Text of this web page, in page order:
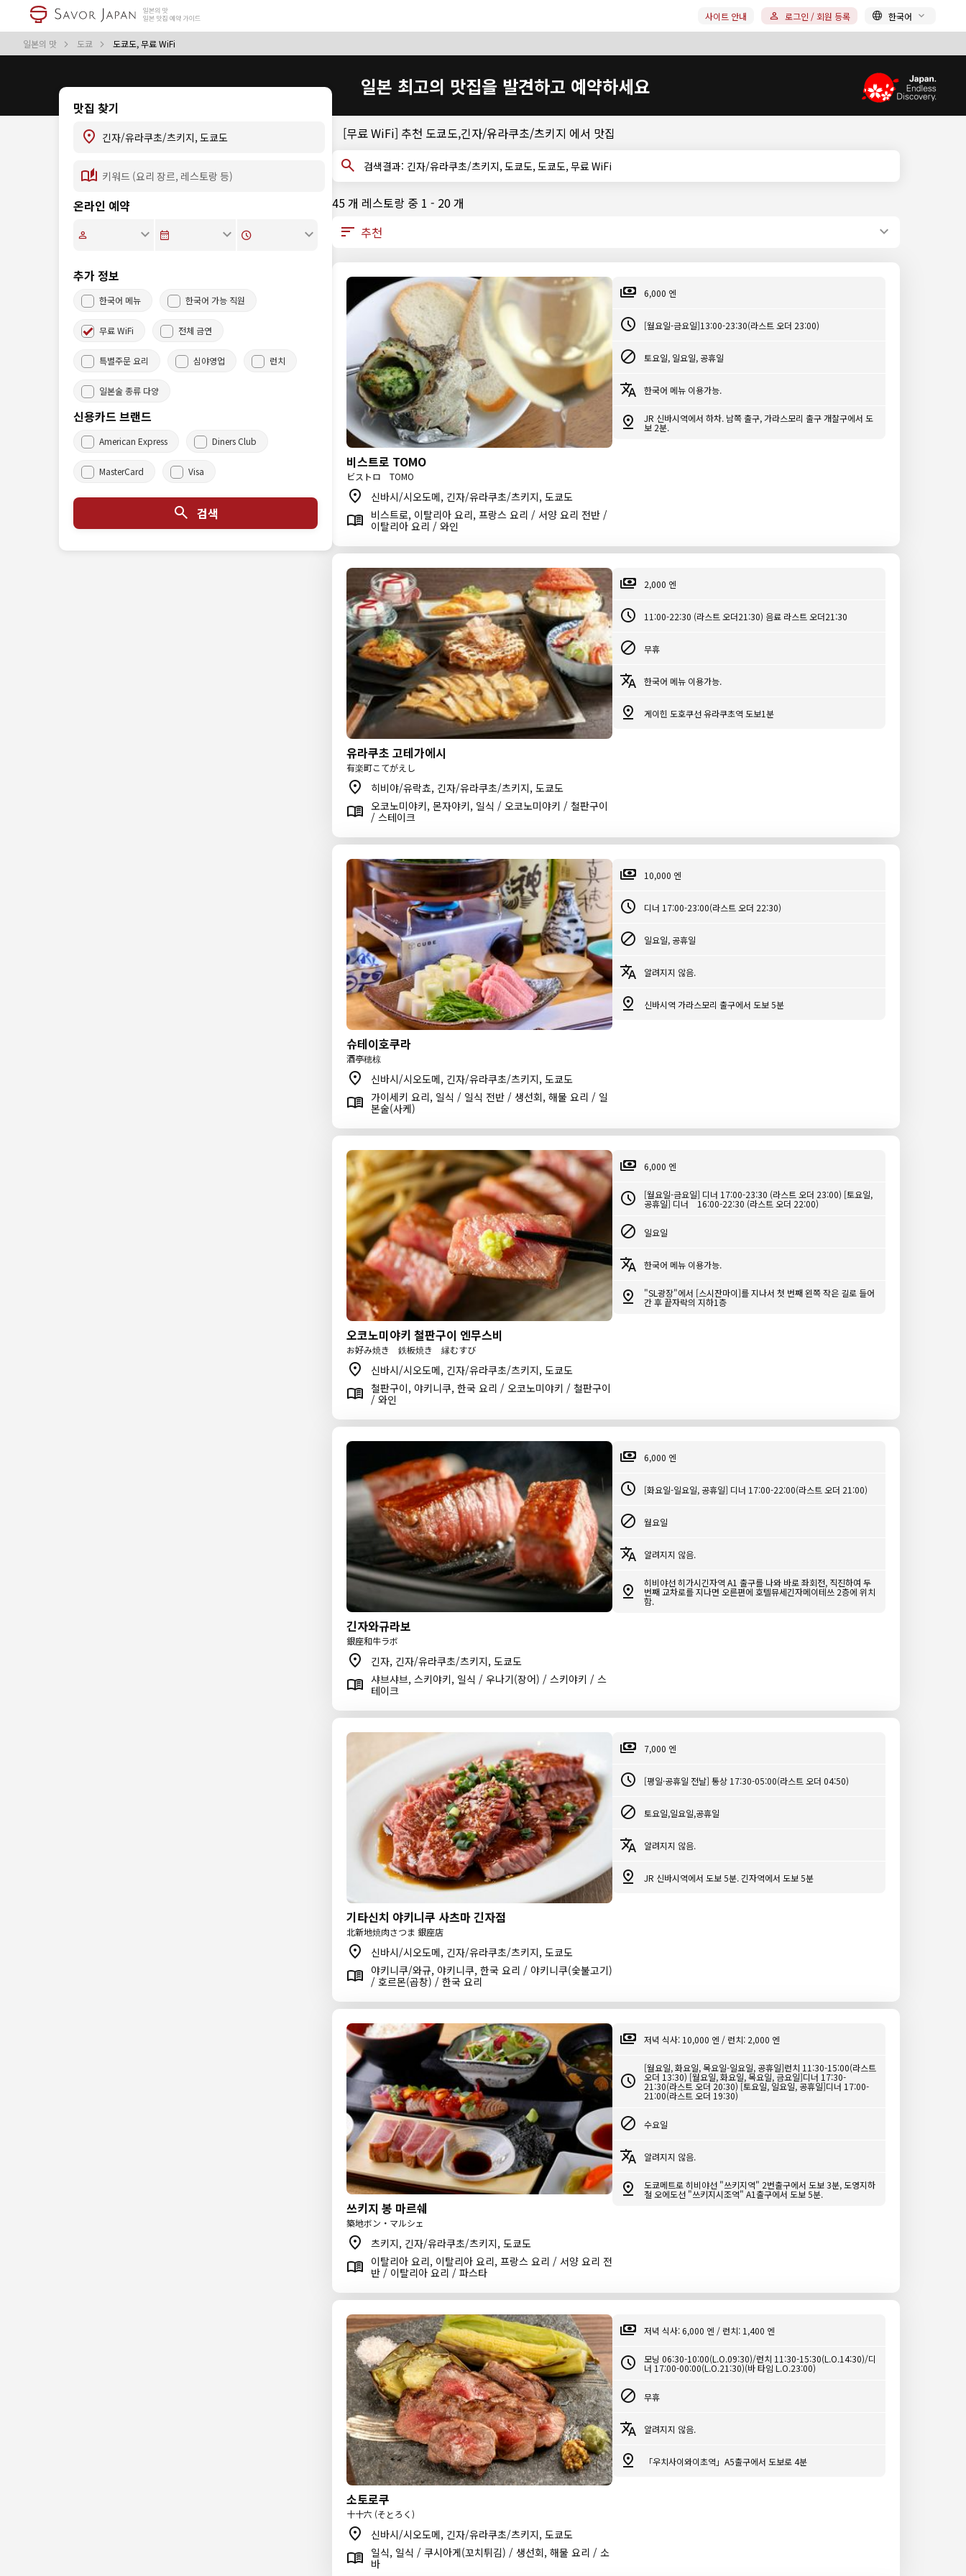
일본의 맛 도쿄 도쿄도, 무료 WiFi
사이트 안내 로그인 / 회원 등록 한국어
일본 최고의 맛집을 발견하고 예약하세요
맛집 찾기
온라인 예약
추가 정보
한국어 메뉴 한국어 가능 직원
무료 WiFi 전체 금연
특별주문 요리 심야영업 런치
일본술 종류 다양
신용카드 브랜드
American Express Diners Club
MasterCard Visa
검색
[무료 WiFi] 추천 도쿄도,긴자/유라쿠초/츠키지 에서 맛집
검색결과: 긴자/유라쿠초/츠키지, 도쿄도, 도쿄도, 무료 WiFi
45 개 레스토랑 중 1 - 20 개
비스트로 TOMO
ビストロ TOMO
신바시/시오도메, 긴자/유라쿠초/츠키지, 도쿄도
비스트로, 이탈리아 요리, 프랑스 요리 / 서양 요리 전반 /
이탈리아 요리 / 와인
6,000 엔
[월요일-금요일]13:00-23:30(라스트 오더 23:00)
토요일, 일요일, 공휴일
한국어 메뉴 이용가능.
JR 신바시역에서 하차. 남쪽 출구, 가라스모리 출구 개찰구에서 도
보 2분.
유라쿠초 고테가에시
有楽町こてがえし
히비야/유락쵸, 긴자/유라쿠초/츠키지, 도쿄도
오코노미야키, 몬자야키, 일식 / 오코노미야키 / 철판구이
/ 스테이크
2,000 엔
11:00-22:30 (라스트 오더21:30) 음료 라스트 오더21:30
무휴
한국어 메뉴 이용가능.
게이힌 도호쿠선 유라쿠초역 도보1분
슈테이호쿠라
酒亭穂椋
신바시/시오도메, 긴자/유라쿠초/츠키지, 도쿄도
가이세키 요리, 일식 / 일식 전반 / 생선회, 해물 요리 / 일
본술(사케)
10,000 엔
디너 17:00-23:00(라스트 오더 22:30)
일요일, 공휴일
알려지지 않음.
신바시역 가라스모리 출구에서 도보 5분
오코노미야키 철판구이 엔무스비
お好み焼き 鉄板焼き 縁むすび
신바시/시오도메, 긴자/유라쿠초/츠키지, 도쿄도
철판구이, 야키니쿠, 한국 요리 / 오코노미야키 / 철판구이
/ 와인
6,000 엔
[월요일-금요일] 디너 17:00-23:30 (라스트 오더 23:00) [토요일,
공휴일] 디너 16:00-22:30 (라스트 오더 22:00)
일요일
한국어 메뉴 이용가능.
"SL광장"에서 [스시잔마이]를 지나서 첫 번째 왼쪽 작은 길로 들어
간 후 끝자락의 지하1층
긴자와규라보
銀座和牛ラボ
긴자, 긴자/유라쿠초/츠키지, 도쿄도
샤브샤브, 스키야키, 일식 / 우나기(장어) / 스키야키 / 스
테이크
6,000 엔
[화요일-일요일, 공휴일] 디너 17:00-22:00(라스트 오더 21:00)
월요일
알려지지 않음.
히비야선 히가시긴자역 A1 출구를 나와 바로 좌회전, 직진하여 두
번째 교차로를 지나면 오른편에 호텔뮤세긴자메이테쓰 2층에 위치
함.
기타신치 야키니쿠 사츠마 긴자점
北新地焼肉さつま 銀座店
신바시/시오도메, 긴자/유라쿠초/츠키지, 도쿄도
야키니쿠/와규, 야키니쿠, 한국 요리 / 야키니쿠(숯불고기)
/ 호르몬(곱창) / 한국 요리
7,000 엔
[평일·공휴일 전날] 통상 17:30-05:00(라스트 오더 04:50)
토요일,일요일,공휴일
알려지지 않음.
JR 신바시역에서 도보 5분. 긴자역에서 도보 5분
쓰키지 봉 마르쉐
築地ボン・マルシェ
츠키지, 긴자/유라쿠초/츠키지, 도쿄도
이탈리아 요리, 이탈리아 요리, 프랑스 요리 / 서양 요리 전
반 / 이탈리아 요리 / 파스타
저녁 식사: 10,000 엔 / 런치: 2,000 엔
[월요일, 화요일, 목요일-일요일, 공휴일]런치 11:30-15:00(라스트
오더 13:30) [월요일, 화요일, 목요일, 금요일]디너 17:30-
21:30(라스트 오더 20:30) [토요일, 일요일, 공휴일]디너 17:00-
21:00(라스트 오더 19:30)
수요일
알려지지 않음.
도쿄메트로 히비야선 "쓰키지역" 2번출구에서 도보 3분, 도영지하
철 오에도선 "쓰키지시조역" A1출구에서 도보 5분.
소토로쿠
十十六 (そとろく)
신바시/시오도메, 긴자/유라쿠초/츠키지, 도쿄도
일식, 일식 / 쿠시아게(꼬치튀김) / 생선회, 해물 요리 / 소
바
저녁 식사: 6,000 엔 / 런치: 1,400 엔
모닝 06:30-10:00(L.O.09:30)/런치 11:30-15:30(L.O.14:30)/디
너 17:00-00:00(L.O.21:30)(바 타임 L.O.23:00)
무휴
알려지지 않음.
「우치사이와이초역」A5출구에서 도보로 4분